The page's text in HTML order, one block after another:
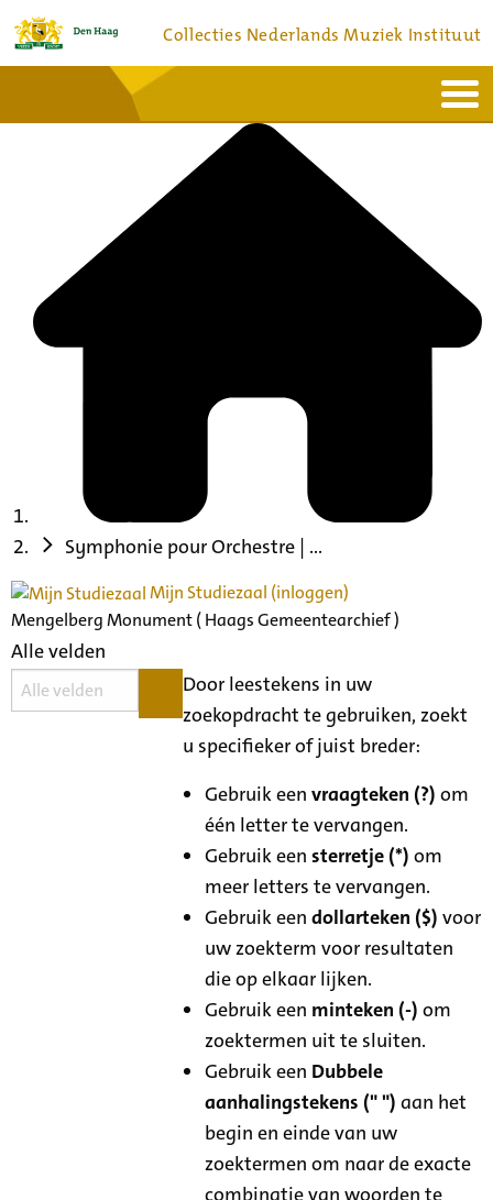
Collecties Nederlands Muziek Instituut
Bronnen en collecties
Symphonie pour Orchestre | ...
Mijn Studiezaal (inloggen)
Mengelberg Monument ( Haags Gemeentearchief )
Alle velden
Door leestekens in uw
zoekopdracht te gebruiken, zoekt
u specifieker of juist breder:
Gebruik eenvraagteken (?) om
één letter te vervangen.
Gebruik eensterretje (*) om
meer letters te vervangen.
Gebruik eendollarteken ($) voor
uw zoekterm voor resultaten
die op elkaar lijken.
Gebruik een minteken (-) om
zoektermen uit te sluiten.
Gebruik een Dubbele
aanhalingstekens (" ") aan het
begin en einde van uw
zoektermen om naar de exacte
combinatie van woorden te